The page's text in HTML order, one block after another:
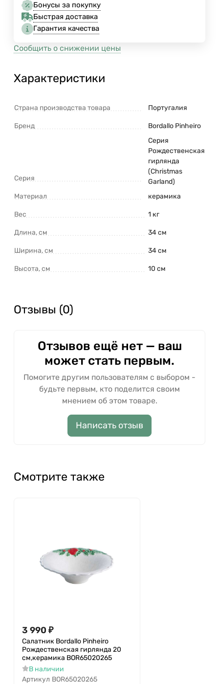
Бонусы за покупку
Быстрая доставка
Гарантия качества
Сообщить о снижении цены
Характеристики
Страна производства товара Португалия
Бренд Bordallo Pinheiro
Серия
Серия
Рождественская
гирлянда
(Christmas
Garland)
Материал
керамика
Вес 1 кг
Длина, см 34 см
Ширина, см 34 см
Высота, см 10 см
Отзывы (0)
Отзывов ещё нет — ваш
может стать первым.
Помогите другим пользователям с выбором -
будьте первым, кто поделится своим
мнением об этом товаре.
Написать отзыв
Смотрите также
3 990 ₽
Салатник Bordallo Pinheiro
Рождественская гирлянда 20
см,керамика BOR65020265
В наличии
Артикул BOR65020265